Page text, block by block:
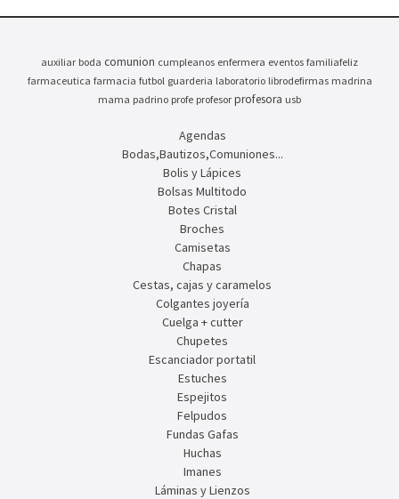
auxiliar boda comunion cumpleanos enfermera eventos familiafeliz
farmaceutica farmacia futbol guarderia laboratorio librodefirmas madrina
mama padrino profe profesor profesora usb
Agendas
Bodas,Bautizos,Comuniones...
Bolis y Lápices
Bolsas Multitodo
Botes Cristal
Broches
Camisetas
Chapas
Cestas, cajas y caramelos
Colgantes joyería
Cuelga + cutter
Chupetes
Escanciador portatil
Estuches
Espejitos
Felpudos
Fundas Gafas
Huchas
Imanes
Láminas y Lienzos